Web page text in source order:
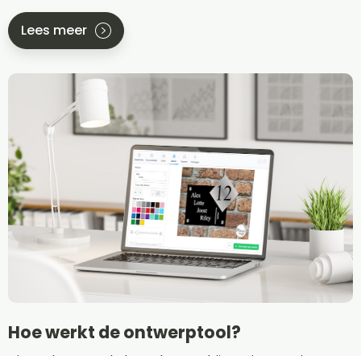
Lees meer
Hoe werkt de ontwerptool?